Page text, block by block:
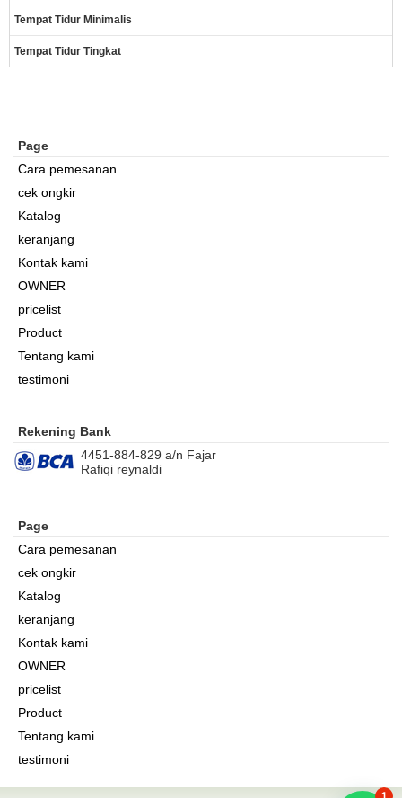
Tempat Tidur Minimalis
Tempat Tidur Tingkat
Page
Cara pemesanan
cek ongkir
Katalog
keranjang
Kontak kami
OWNER
pricelist
Product
Tentang kami
testimoni
Rekening Bank
4451-884-829 a/n Fajar
Rafiqi reynaldi
Page
Cara pemesanan
cek ongkir
Katalog
keranjang
Kontak kami
OWNER
pricelist
Product
Tentang kami
testimoni